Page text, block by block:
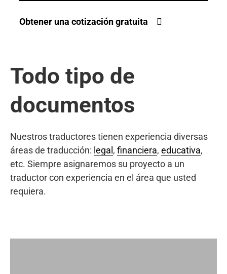
Obtener una cotización gratuita
Todo tipo de
documentos
Nuestros traductores tienen experiencia diversas
áreas de traducción: legal , financiera, educativa,
etc. Siempre asignaremos su proyecto a un
traductor con experiencia en el área que usted
requiera.